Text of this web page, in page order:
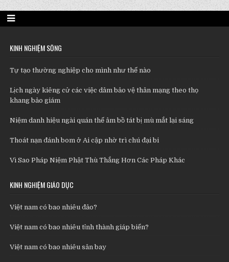
KINH NGHIỆM SỐNG
Tự tạo thường nghiệp cho mình như thế nào
Lịch ngày kiêng cử các việc dâm bảo vệ thân mạng theo thọ
khang bảo giám
Niệm danh hiệu ngài quán thế âm bồ tát bị mù mắt lại sáng
Thoát nạn đánh bom ở Ai cập nhờ trì chú đại bi
Vì Sao Pháp Niệm Phật Thù Thắng Hơn Các Pháp Khác
KINH NGHIỆM GIÁO DỤC
Việt nam có bao nhiêu đảo?
Việt nam có bao nhiêu tỉnh thành giáp biển?
Việt nam có bao nhiêu sân bay